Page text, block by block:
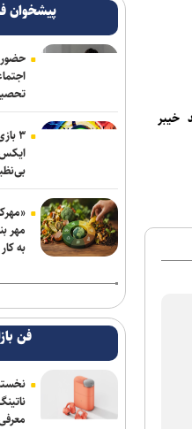
خیبر
اعلام اسامی
ریاست فدراسیون
حضور عضو هیات
کلباسی به چادرملو
عالیشاه در یک
باقری قراردادش را
۱۴۰۵
۱۴۰۵
برزگر: همای
نشسته است/ عیار
هفته پنجم به
خانلرخانی: پاداش
می‌کنند همخوانی
پیشخوان
۳
مهر
به
فن